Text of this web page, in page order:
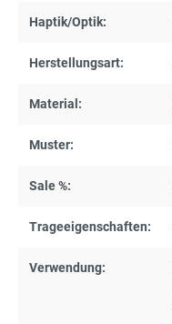
Haptik/Optik:
Herstellungsart:
Material:
Muster:
Sale %:
Trageeigenschaften:
Verwendung: